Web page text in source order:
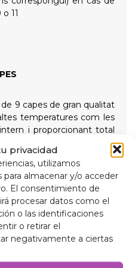
privacidad
utilizamos
almacenar y/o acceder
El consentimiento de
procesar datos como el
o las identificaciones
o retirar el
negativamente a ciertas
11
9 capes de gran qualitat
temperatures com les
i proporcionant total
subjectats amb
succió i fàcil extracció per
ultraviolats i resistent
per a aïllament.